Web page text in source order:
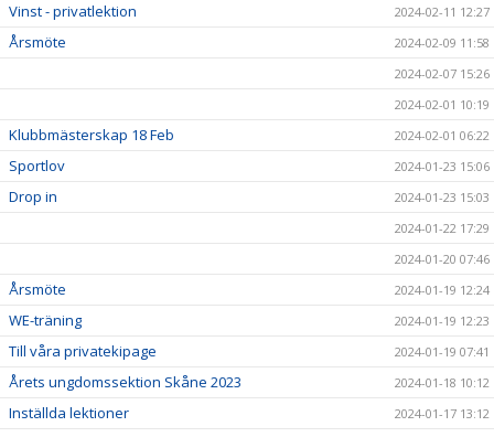
Vinst - privatlektion 2024-02-11 12:27
Årsmöte
2024-02-09 11:58
2024-02-07 15:26
2024-02-01 10:19
Klubbmästerskap 18 Feb 2024-02-01 06:22
Sportlov 2024-01-23 15:06
Drop in
2024-01-23 15:03
2024-01-22 17:29
2024-01-20 07:46
Årsmöte 2024-01-19 12:24
WE-träning 2024-01-19 12:23
Till våra privatekipage 2024-01-19 07:41
Årets ungdomssektion Skåne 2023 2024-01-18 10:12
Inställda lektioner 2024-01-17 13:12